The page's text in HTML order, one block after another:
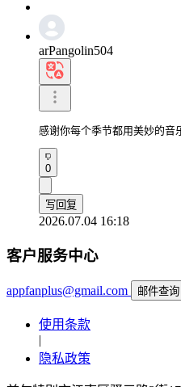
arPangolin504
感谢你每个季节都用美妙的音
0
写回复
2026.07.04 16:18
客户服务中心
appfanplus@gmail.com 邮件查询
使用条款
|
隐私政策